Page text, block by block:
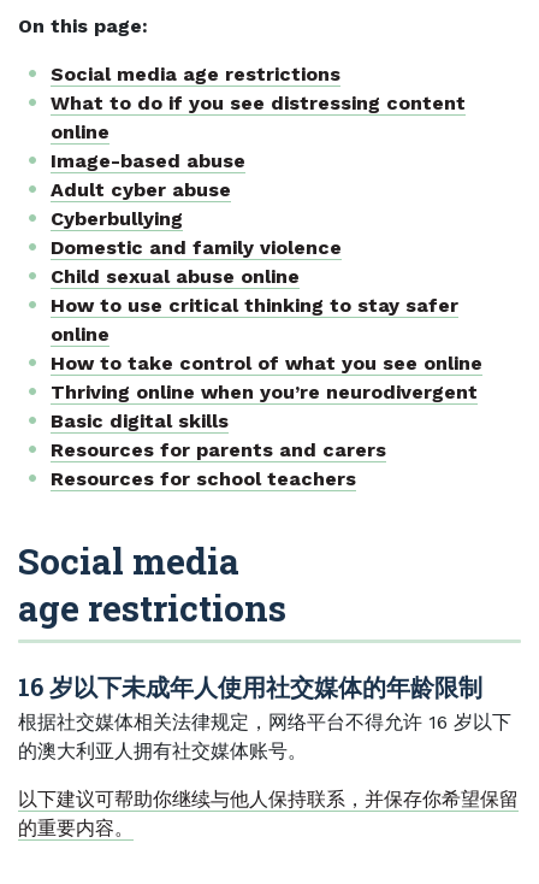
On this page:
Social media age restrictions
What to do if you see distressing content
online
Image-based abuse
Adult cyber abuse
Cyberbullying
Domestic and family violence
Child sexual abuse online
How to use critical thinking to stay safer
online
How to take control of what you see online
Thriving online when you’re neurodivergent
Basic digital skills
Resources for parents and carers
Resources for school teachers
Social media
age restrictions
16 岁以下未成年人使用社交媒体的年龄限制
根据社交媒体相关法律规定，网络平台不得允许 16 岁以下
的澳大利亚人拥有社交媒体账号。
以下建议可帮助你继续与他人保持联系，并保存你希望保留
的重要内容。